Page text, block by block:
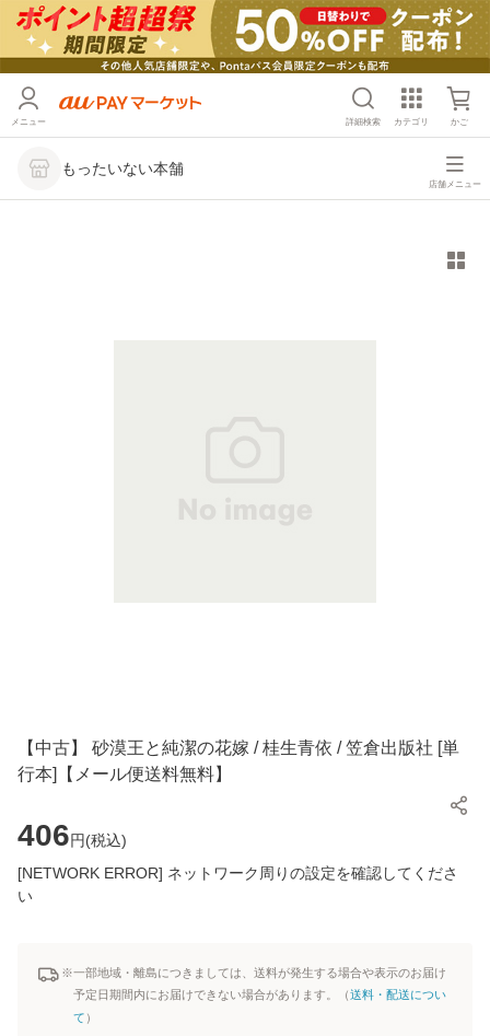
メニュー 詳細検索 カテゴリ かご
もったいない本舗
店舗メニュー
【中古】 砂漠王と純潔の花嫁 / 桂生青依 / 笠倉出版社 [単
行本]【メール便送料無料】
406円(税込)
[NETWORK ERROR] ネットワーク周りの設定を確認してくださ
い
※一部地域・離島につきましては、送料が発生する場合や表示のお届け
予定日期間内にお届けできない場合があります。（送料・配送につい
て ）